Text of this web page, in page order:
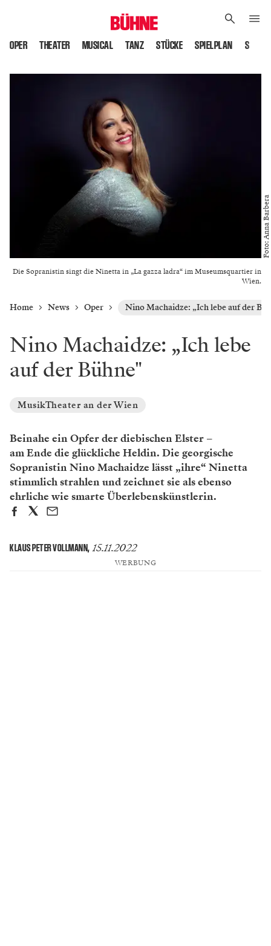
OPER THEATER MUSICAL TANZ STÜCKE SPIELPLAN
Die Sopranistin singt die Ninetta in „La gazza ladra“ im Museumsquartier in
Wien.
Foto: Anna Barbera
Home News Oper Nino Machaidze: „Ich lebe auf der
Nino Machaidze: „Ich lebe
auf der Bühne"
MusikTheater an der Wien
Beinahe ein Opfer der diebischen Elster –
am Ende die glückliche Heldin. Die georgische
Sopranistin Nino Machaidze lässt „ihre“ Ninetta
stimmlich strahlen und zeichnet sie als ebenso
ehrliche wie smarte Überlebenskünstlerin.
KLAUS PETER VOLLMANN, 15.11.2022
WERBUNG